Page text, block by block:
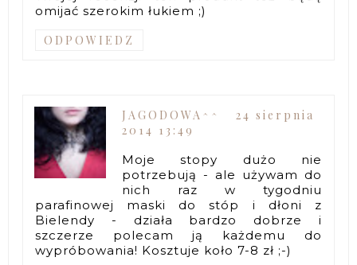
omijać szerokim łukiem ;)
ODPOWIEDZ
JAGODOWA^^
24 sierpnia
2014 13:49
Moje stopy dużo nie
potrzebują - ale używam do
nich raz w tygodniu
parafinowej maski do stóp i dłoni z
Bielendy - działa bardzo dobrze i
szczerze polecam ją każdemu do
wypróbowania! Kosztuje koło 7-8 zł ;-)